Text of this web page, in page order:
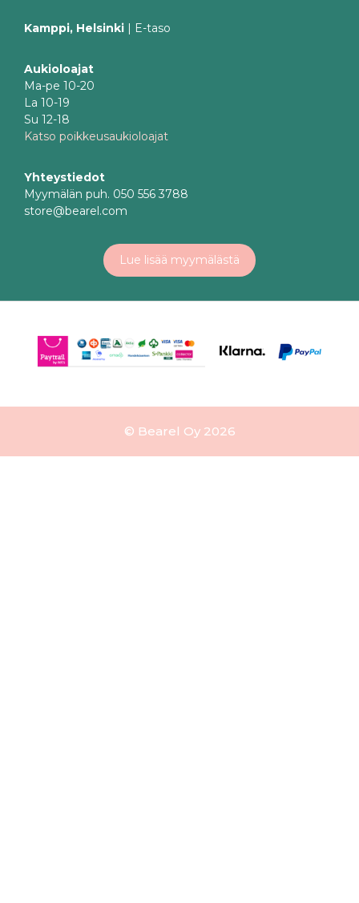
Kamppi, Helsinki | E-taso
Aukioloajat
Ma-pe 10-20
La 10-19
Su 12-18
Katso poikkeusaukioloajat
Yhteystiedot
Myymälän puh. 050 556 3788
store@bearel.com
Lue lisää myymälästä
© Bearel Oy 2026